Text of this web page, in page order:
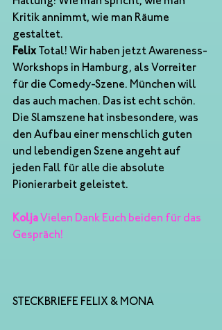
Kritik annimmt, wie man Räume
gestaltet.
Felix Total! Wir haben jetzt Awareness-
Workshops in Hamburg, als Vorreiter
für die Comedy-Szene. München will
das auch machen. Das ist echt schön.
Die Slamszene hat insbesondere, was
den Aufbau einer menschlich guten
und lebendigen Szene angeht auf
jeden Fall für alle die absolute
Pionierarbeit geleistet.
Kolja Vielen Dank Euch beiden für das
Gespräch!
STECKBRIEFE FELIX & MONA